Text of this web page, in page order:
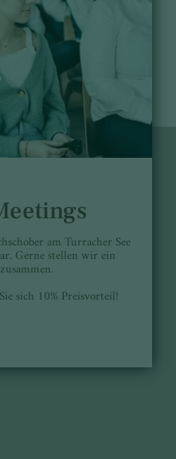
am Turracher See
Gerne stellen wir ein
sich 10% Preisvorteil!